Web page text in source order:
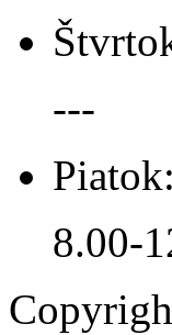
---
Piatok:
8.00-